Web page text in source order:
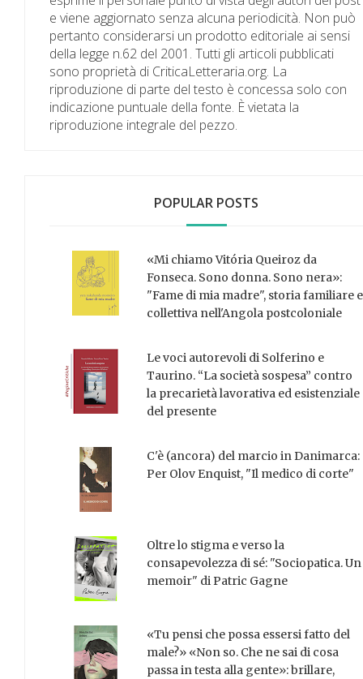
e viene aggiornato senza alcuna periodicità. Non può
pertanto considerarsi un prodotto editoriale ai sensi
della legge n.62 del 2001. Tutti gli articoli pubblicati
sono proprietà di CriticaLetteraria.org. La
riproduzione di parte del testo è concessa solo con
indicazione puntuale della fonte. È vietata la
riproduzione integrale del pezzo.
POPULAR POSTS
«Mi chiamo Vitória Queiroz da
Fonseca. Sono donna. Sono nera»:
"Fame di mia madre", storia familiare e
collettiva nell'Angola postcoloniale
Le voci autorevoli di Solferino e
Taurino. “La società sospesa” contro
la precarietà lavorativa ed esistenziale
del presente
C'è (ancora) del marcio in Danimarca:
Per Olov Enquist, "Il medico di corte"
Oltre lo stigma e verso la
consapevolezza di sé: "Sociopatica. Un
memoir" di Patric Gagne
«Tu pensi che possa essersi fatto del
male?» «Non so. Che ne sai di cosa
passa in testa alla gente»: brillare,